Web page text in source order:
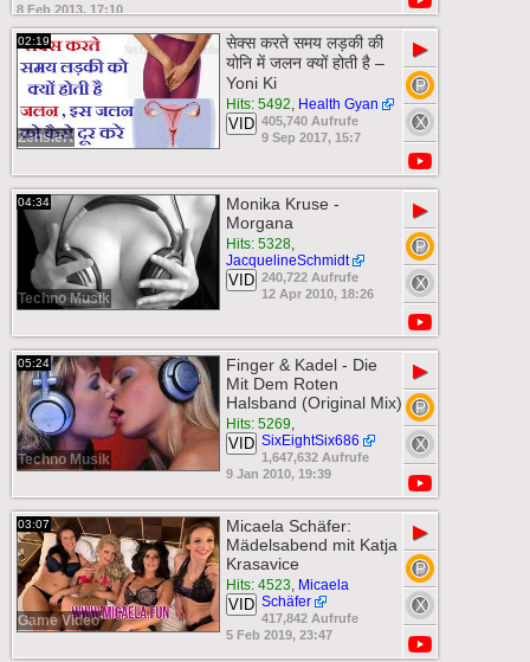
8 Feb 2013, 17:10
02:19
Zensiert
सेक्स करते समय लड़की की
योनि में जलन क्यों होती है –
Yoni Ki
Hits: 5492, Health Gyan
VID 405,740 Aufrufe
9 Sep 2017, 15:7
▶
04:34
Techno Musik
Monika Kruse -
Morgana
Hits: 5328,
JacquelineSchmidt
VID 240,722 Aufrufe
12 Apr 2010, 18:26
▶
05:24
Techno Musik
Finger & Kadel - Die
Mit Dem Roten
Halsband (Original Mix)
Hits: 5269,
SixEightSix686
VID
1,647,632 Aufrufe
9 Jan 2010, 19:39
▶
03:07
Game Video
Micaela Schäfer:
Mädelsabend mit Katja
Krasavice
Hits: 4523, Micaela
Schäfer
VID
417,842 Aufrufe
5 Feb 2019, 23:47
▶